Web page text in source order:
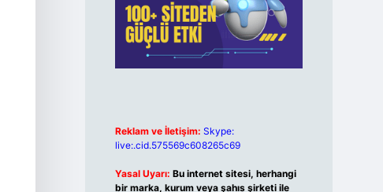
Reklam ve İletişim: Skype:
live:.cid.575569c608265c69
Yasal Uyarı: Bu internet sitesi, herhangi
bir marka, kurum veya şahıs şirketi ile